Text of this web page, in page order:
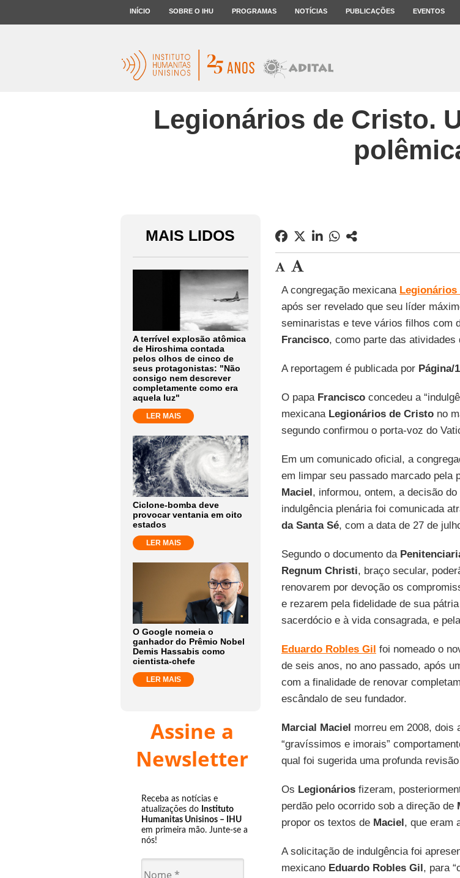
INÍCIO SOBRE O IHU PROGRAMAS NOTÍCIAS PUBLICAÇÕES EVENTOS
Legionários de Cristo.
MAIS LIDOS
A terrível explosão atômica
de Hiroshima contada
pelos olhos de cinco de
seus protagonistas: "Não
consigo nem descrever
completamente como era
aquela luz"
LER MAIS
Ciclone-bomba deve
provocar ventania em oito
estados
LER MAIS
O Google nomeia o
ganhador do Prêmio Nobel
Demis Hassabis como
cientista-chefe
LER MAIS
Assine a
Newsletter
Receba as notícias e
atualizações do Instituto
Humanitas Unisinos – IHU
em primeira mão. Junte-se a
nós!
A congregação mexicana
após ser revelado que seu líder
seminaristas e teve vários filhos com
Francisco, como parte das atividades
A reportagem é publicada por Página/
O papa Franciscoconcedeu a
mexicana Legionários de Cristono
segundo confirmou o porta-voz do
Em um comunicado oficial, a
em limpar seu passado marcado pela
Maciel, informou, ontem, a decisão do
indulgência plenária foi comunicada
da Santa Sé, com a data de 27 de
Segundo o documento da
Regnum Christi, braço secular,
renovarem por devoção os
e rezarem pela fidelidade de sua
sacerdócio e à vida consagrada, e
Eduardo Robles Gil foi nomeado o
de seis anos, no ano passado, após
com a finalidade de renovar
escândalo de seu fundador.
Marcial Maciel morreu em 2008, dois
“gravíssimos e imorais”
qual foi sugerida uma profunda
Os Legionáriosfizeram,
perdão pelo ocorrido sob a direção de
propor os textos de Maciel, que eram
A solicitação de indulgência foi
mexicano Eduardo Robles Gil, para